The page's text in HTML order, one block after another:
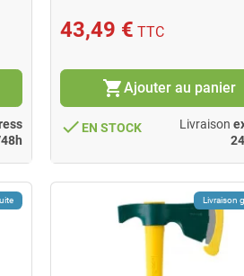
43,49 € TTC
shopping_cartAjouter au panier
done EN STOCK Livraison
Livraison